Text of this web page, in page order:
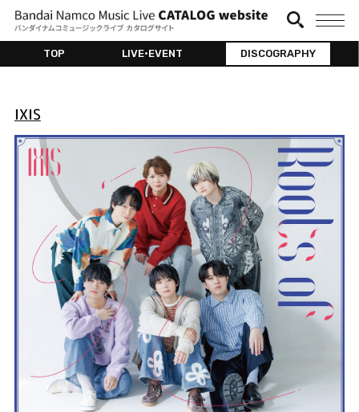
TOP LIVE•EVENT DISCOGRAPHY
IXIS